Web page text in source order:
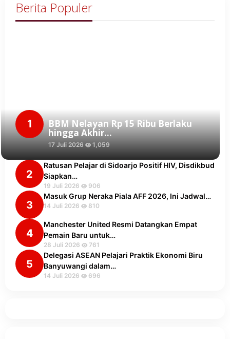
Berita Populer
1 BBM Nelayan Rp 15 Ribu Berlaku
hingga Akhir…
17 Juli 2026 1,059
2
Ratusan Pelajar di Sidoarjo Positif HIV, Disdikbud
Siapkan…
19 Juli 2026 906
3
Masuk Grup Neraka Piala AFF 2026, Ini Jadwal…
14 Juli 2026 810
4
Manchester United Resmi Datangkan Empat
Pemain Baru untuk…
28 Juli 2026 761
5
Delegasi ASEAN Pelajari Praktik Ekonomi Biru
Banyuwangi dalam…
14 Juli 2026 696